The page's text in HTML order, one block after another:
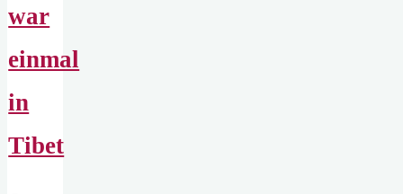
war
einmal
in
Tibet